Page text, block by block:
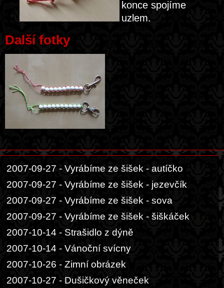
konce spojíme
uzlem.
Další fotky
2007-09-27 - Vyrábíme ze šišek - autíčko
2007-09-27 - Vyrábíme ze šišek - jezevčík
2007-09-27 - Vyrábíme ze šišek - sova
2007-09-27 - Vyrábíme ze šišek - šiškáček
2007-10-14 - Strašidlo z dýně
2007-10-14 - Vánoční svícny
2007-10-26 - Zimní obrázek
2007-10-27 - Dušičkový věneček